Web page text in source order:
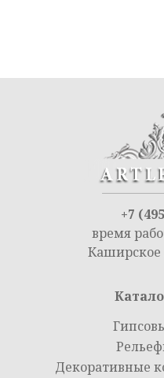
+7
время
Каширское
Декоративные